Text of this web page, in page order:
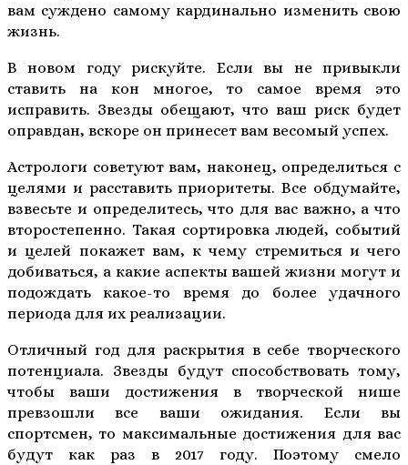
вам суждено самому кардинально изменить свою
жизнь.
В новом году рискуйте. Если вы не привыкли
ставить на кон многое, то самое время это
исправить. Звезды обещают, что ваш риск будет
оправдан, вскоре он принесет вам весомый успех.
Астрологи советуют вам, наконец, определиться с
целями и расставить приоритеты. Все обдумайте,
взвесьте и определитесь, что для вас важно, а что
второстепенно. Такая сортировка людей, событий
и целей покажет вам, к чему стремиться и чего
добиваться, а какие аспекты вашей жизни могут и
подождать какое-то время до более удачного
периода для их реализации.
Отличный год для раскрытия в себе творческого
потенциала. Звезды будут способствовать тому,
чтобы ваши достижения в творческой нише
превзошли все ваши ожидания. Если вы
спортсмен, то максимальные достижения для вас
будут как раз в 2017 году. Поэтому смело